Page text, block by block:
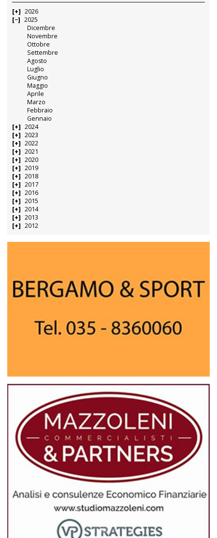
2026
2025
Dicembre
Novembre
Ottobre
Settembre
Agosto
Luglio
Giugno
Maggio
Aprile
Marzo
Febbraio
Gennaio
2024
2023
2022
2021
2020
2019
2018
2017
2016
2015
2014
2013
2012